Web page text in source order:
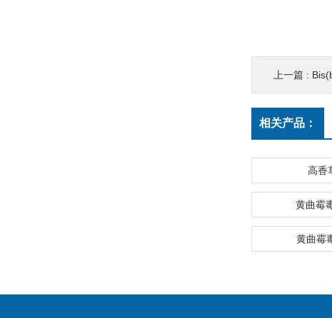
上一篇 :
相关产品：
高香
黄曲霉
黄曲霉